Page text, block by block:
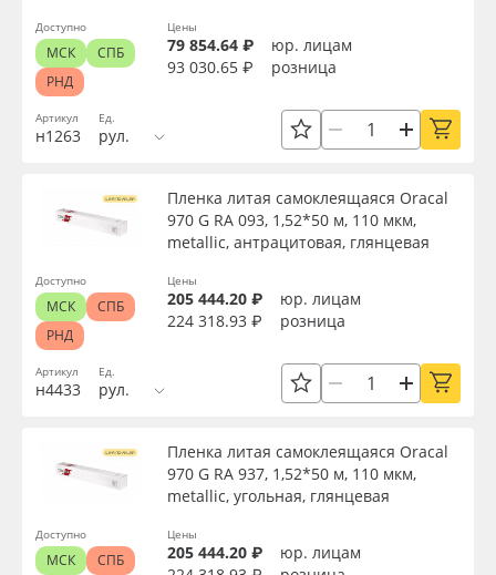
Артикул
н1263
Ед.
рул.
Цены
79 854.64 ₽
юр. лицам
93 030.65 ₽
розница
Доступно
МСК
СПБ
РНД
Артикул
н4433
Пленка литая самоклеящаяся Oracal
970 G RA 093, 1,52*50 м, 110 мкм,
metallic, антрацитовая, глянцевая
Ед.
рул.
Цены
205 444.20 ₽
юр. лицам
224 318.93 ₽
розница
Доступно
МСК
СПБ
РНД
Пленка литая самоклеящаяся Oracal
970 G RA 937, 1,52*50 м, 110 мкм,
metallic, угольная, глянцевая
Цены
205 444.20 ₽
юр. лицам
Доступно
МСК СПБ